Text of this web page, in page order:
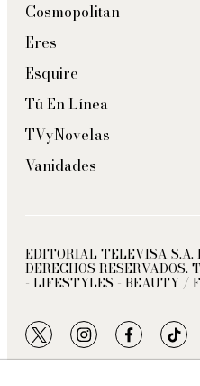
Cosmopolitan
Eres
Esquire
Tú En Línea
TVyNovelas
Vanidades
EDITORIAL TELEVISA S.A.
DERECHOS
- LIFESTYLES - BEAUTY /
twitterinstagramfacebook